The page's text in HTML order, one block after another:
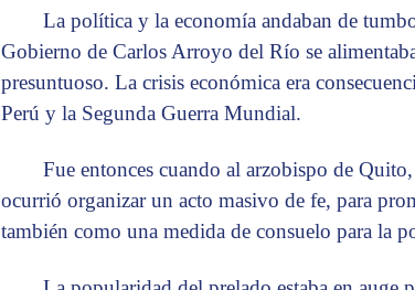
La política y la economía andaban de
Gobierno de Carlos Arroyo del Río se
presuntuoso. La crisis económica era
Perú y la Segunda Guerra Mundial.
Fue entonces cuando al arzobispo de
ocurrió organizar un acto masivo de fe, para
también como una medida de consuelo para la